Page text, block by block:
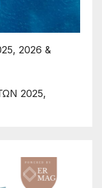
2026 &
2025,